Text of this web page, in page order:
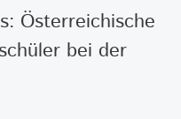
Österreichische
bei der